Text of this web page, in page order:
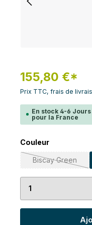
155,80 €*
Prix TTC, frais de
En stock 4-6
pour la France
Sélectionnez
Couleur
Biscay Green
(Cette
Quantité de